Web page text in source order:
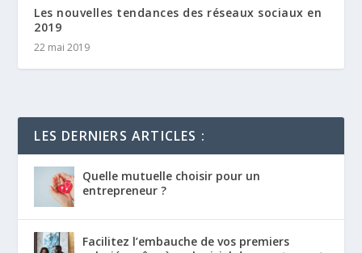
Les nouvelles tendances des réseaux sociaux en
2019
22 mai 2019
LES DERNIERS ARTICLES :
Quelle mutuelle choisir pour un
entrepreneur ?
Facilitez l’embauche de vos premiers